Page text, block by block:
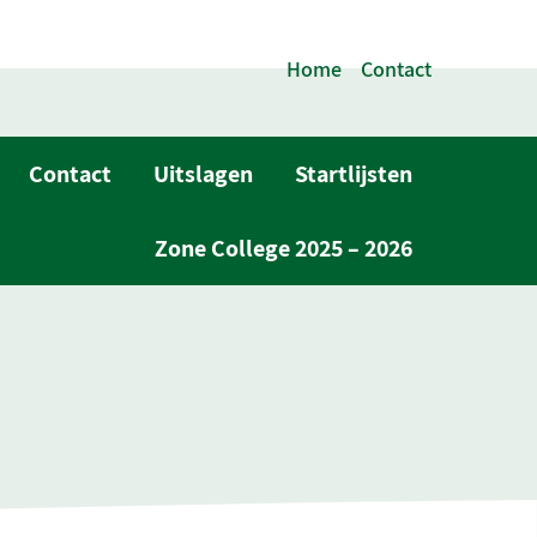
Home Contact
Contact Uitslagen Startlijsten
Zone College 2025 – 2026